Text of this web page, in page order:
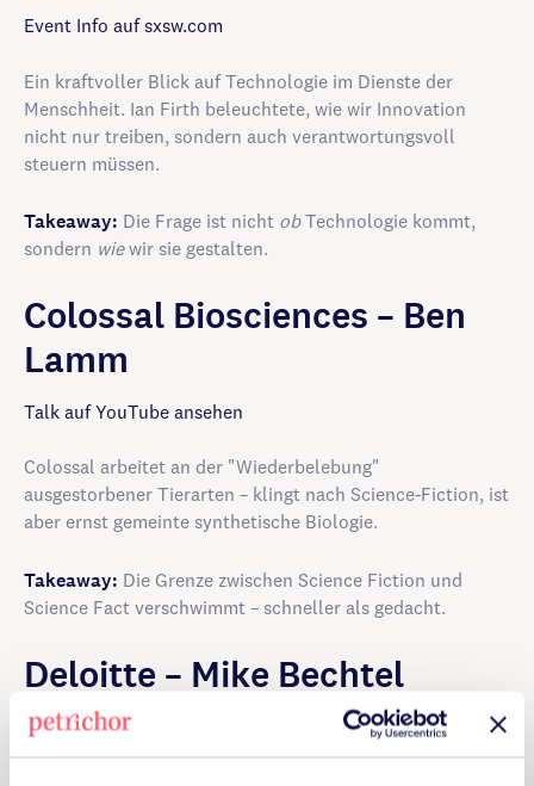
Event Info auf sxsw.com
Ein kraftvoller Blick auf Technologie im Dienste der
Menschheit. Ian Firth beleuchtete, wie wir Innovation
nicht nur treiben, sondern auch verantwortungsvoll
steuern müssen.
Takeaway: Die Frage ist nicht obTechnologie kommt,
sondern wiewir sie gestalten.
Colossal Biosc­iences – Ben
Lamm
Talk auf YouTube ansehen
Colossal arbeitet an der "Wiederbelebung"
ausgestorbener Tierarten – klingt nach Science-Fiction, ist
aber ernst gemeinte synthetische Biologie.
Takeaway: Die Grenze zwischen Science Fiction und
Science Fact verschwimmt – schneller als gedacht.
Deloitte – Mike Bechtel
Audio auf sxsw.com